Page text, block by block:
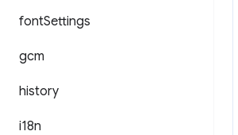
fontSettings
gcm
history
i18n